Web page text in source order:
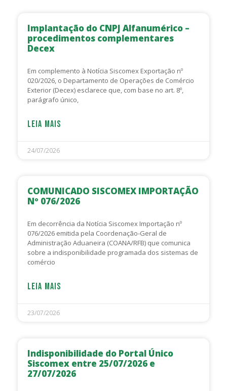
Implantação do CNPJ Alfanumérico –
procedimentos complementares
Decex
Em complemento à Notícia Siscomex Exportação nº
020/2026, o Departamento de Operações de Comércio
Exterior (Decex) esclarece que, com base no art. 8º,
parágrafo único,
LEIA MAIS
24/07/2026
COMUNICADO SISCOMEX IMPORTAÇÃO
Nº 076/2026
Em decorrência da Notícia Siscomex Importação nº
076/2026 emitida pela Coordenação-Geral de
Administração Aduaneira (COANA/RFB) que comunica
sobre a indisponibilidade programada dos sistemas de
comércio
LEIA MAIS
23/07/2026
Indisponibilidade do Portal Único
Siscomex entre 25/07/2026 e
27/07/2026